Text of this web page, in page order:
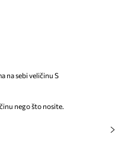
na sebi veličinu S
nego što nosite.